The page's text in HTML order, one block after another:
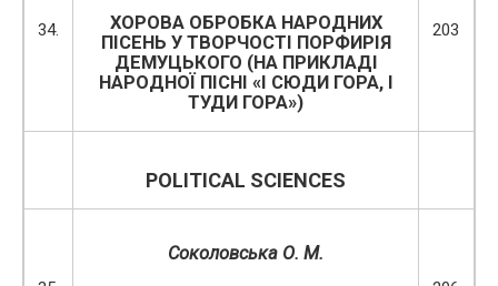
34.
ХОРОВА ОБРОБКА НАРОДНИХ
ПІСЕНЬ У ТВОРЧОСТІ ПОРФИРІЯ
ДЕМУЦЬКОГО (НА ПРИКЛАДІ
НАРОДНОЇ ПІСНІ «І СЮДИ ГОРА, І
ТУДИ ГОРА»)
203
POLITICAL SCIENCES
Соколовська О. М.